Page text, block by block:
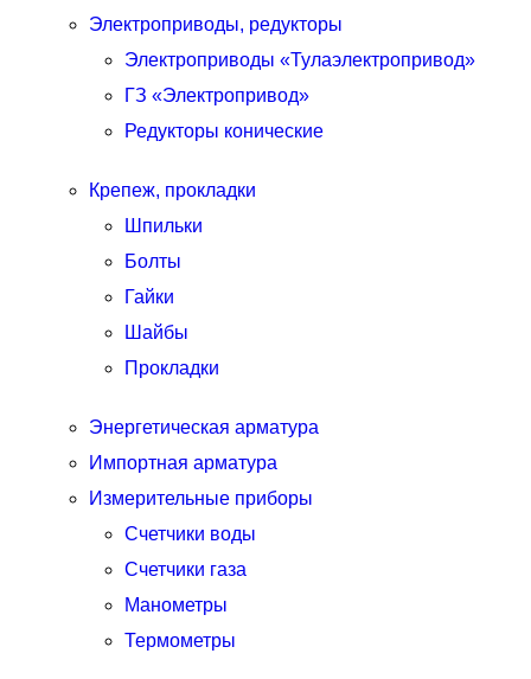
Электроприводы, редукторы
Электроприводы «Тулаэлектропривод»
ГЗ «Электропривод»
Редукторы конические
Крепеж, прокладки
Шпильки
Болты
Гайки
Шайбы
Прокладки
Энергетическая арматура
Импортная арматура
Измерительные приборы
Счетчики воды
Счетчики газа
Манометры
Термометры